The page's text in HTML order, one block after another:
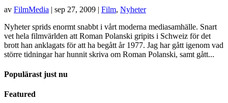
av FilmMedia | sep 27, 2009 | Film, Nyheter
Nyheter sprids enormt snabbt i vårt moderna mediasamhälle. Snart
vet hela filmvärlden att Roman Polanski gripits i Schweiz för det
brott han anklagats för att ha begått år 1977. Jag har gått igenom vad
större tidningar har hunnit skriva om Roman Polanski, samt gått...
Populärast just nu
Featured